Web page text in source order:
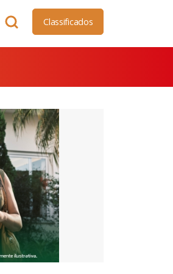
Classificados